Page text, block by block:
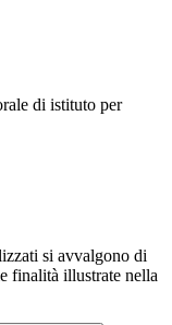
di istituto per
si avvalgono di
finalità illustrate nella